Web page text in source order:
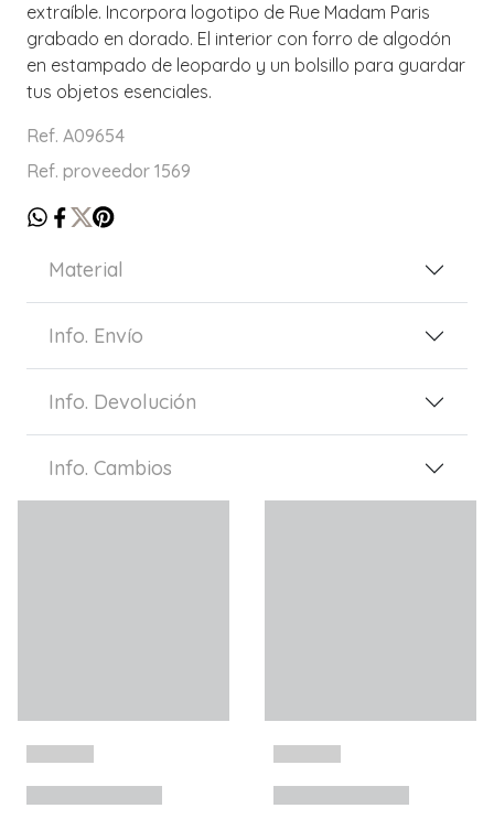
extraíble. Incorpora logotipo de Rue Madam Paris
grabado en dorado. El interior con forro de algodón
en estampado de leopardo y un bolsillo para guardar
tus objetos esenciales.
Ref. A09654
Ref. proveedor 1569
Material
Info. Envío
Info. Devolución
Info. Cambios